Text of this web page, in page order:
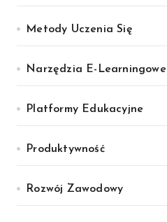
Metody Uczenia Się
Narzędzia E-Learningowe
Platformy Edukacyjne
Produktywność
Rozwój Zawodowy